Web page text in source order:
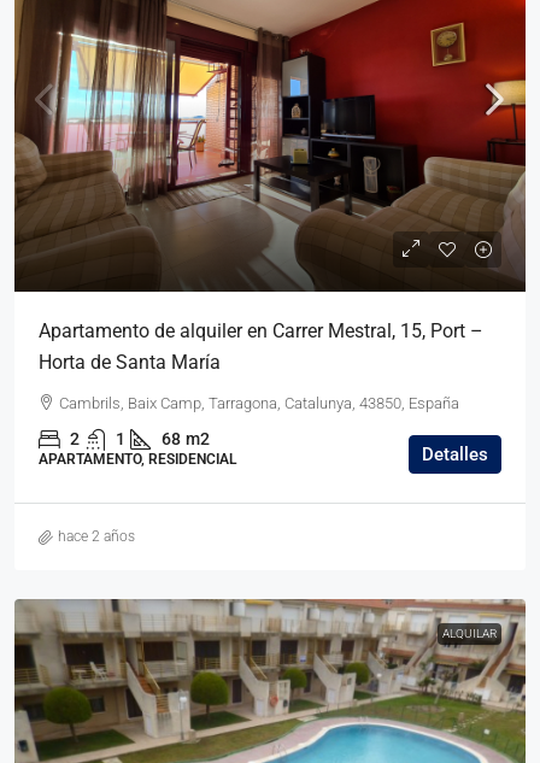
Apartamento de alquiler en Carrer Mestral, 15, Port –
Horta de Santa María
Cambrils, Baix Camp, Tarragona, Catalunya, 43850, España
2 1 68 m2
APARTAMENTO, RESIDENCIAL Detalles
hace 2 años
ALQUILAR